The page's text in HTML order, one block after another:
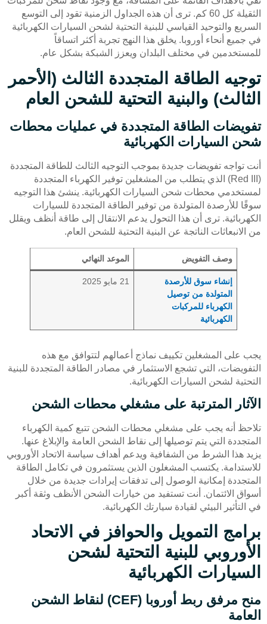
الثقيلة كل 60 كم. ترى أن هذه الجداول الزمنية تقود إلى التوسع
السريع والتوحيد القياسي للبنية التحتية لشحن السيارات الكهربائية
في جميع أنحاء أوروبا. يخلق هذا النهج تجربة أكثر اتساقاً
للمستخدمين في مختلف البلدان ويعزز الشبكة بشكل عام.
توجيه الطاقة المتجددة الثالث (الأحمر
الثالث) والبنية التحتية للشحن العام
تفويضات الطاقة المتجددة في عمليات محطات
شحن السيارات الكهربائية
أنت تواجه تفويضات جديدة بموجب التوجيه الثالث للطاقة المتجددة
(Red III) الذي يتطلب من المشغلين توفير الكهرباء المتجددة
لمستخدمي محطات شحن السيارات الكهربائية. ينشئ هذا التوجيه
سوقًا للأرصدة المتولدة من توفير الطاقة المتجددة للسيارات
الكهربائية. ترى أن هذا التحول يدعم الانتقال إلى طاقة أنظف ويقلل
من الانبعاثات الناتجة عن البنية التحتية للشحن العام.
وصف التفويض الموعد النهائي
إنشاء سوق للأرصدة
المتولدة من توصيل
الكهرباء للمركبات
الكهربائية
21 مايو 2025
يجب على المشغلين تكييف نماذج أعمالهم لتتوافق مع هذه
التفويضات، التي تشجع الاستثمار في مصادر الطاقة المتجددة للبنية
التحتية لشحن السيارات الكهربائية.
الآثار المترتبة على مشغلي محطات الشحن
تلاحظ أنه يجب على مشغلي محطات الشحن تتبع كمية الكهرباء
المتجددة التي يتم توصيلها إلى نقاط الشحن العامة والإبلاغ عنها.
يزيد هذا الشرط من الشفافية ويدعم أهداف سياسة الاتحاد الأوروبي
للاستدامة. يكتسب المشغلون الذين يستثمرون في تكامل الطاقة
المتجددة إمكانية الوصول إلى تدفقات إيرادات جديدة من خلال
أسواق الائتمان. أنت تستفيد من خيارات الشحن الأنظف وثقة أكبر
في التأثير البيئي لقيادة سيارتك الكهربائية.
برامج التمويل والحوافز في الاتحاد
الأوروبي للبنية التحتية لشحن
السيارات الكهربائية
منح مرفق ربط أوروبا (CEF) لنقاط الشحن
العامة